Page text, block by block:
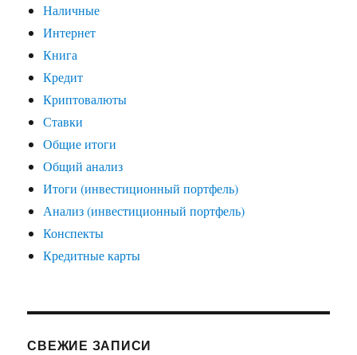
Наличные
Интернет
Книга
Кредит
Криптовалюты
Ставки
Общие итоги
Общий анализ
Итоги (инвестиционный портфель)
Анализ (инвестиционный портфель)
Конспекты
Кредитные карты
СВЕЖИЕ ЗАПИСИ